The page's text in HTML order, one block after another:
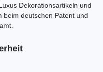
Dekorationsartikeln und
beim deutschen Patent und